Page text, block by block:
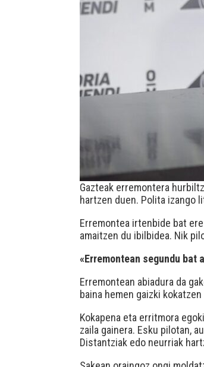
Gazteak erremontera
hartzen duen. Polita izango
Erremontea irtenbide bat
amaitzen du ibilbidea. Nik
«Erremontean segundu bat
Erremontean abiadura da
baina hemen gaizki
Kokapena eta erritmora
zaila gainera. Esku pilotan,
Distantziak edo neurriak